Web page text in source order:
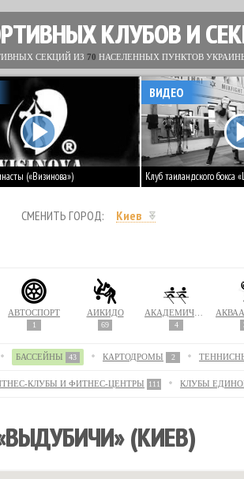
КЛУБОВ И
СЕКЦИЙ ИЗ 70 НАСЕЛЕННЫХ ПУНКТОВ
(«Визинова») Клуб таиландского бокса
ВИДЕО
СМЕНИТЬ ГОРОД: Киев
АВТОСПОРТ
1
АЙКИДО
69 4
БАССЕЙНЫ 43 КАРТОДРОМЫ 2
КЛУБЫ И ФИТНЕС-ЦЕНТРЫ 111 КЛУБЫ
(КИЕВ)